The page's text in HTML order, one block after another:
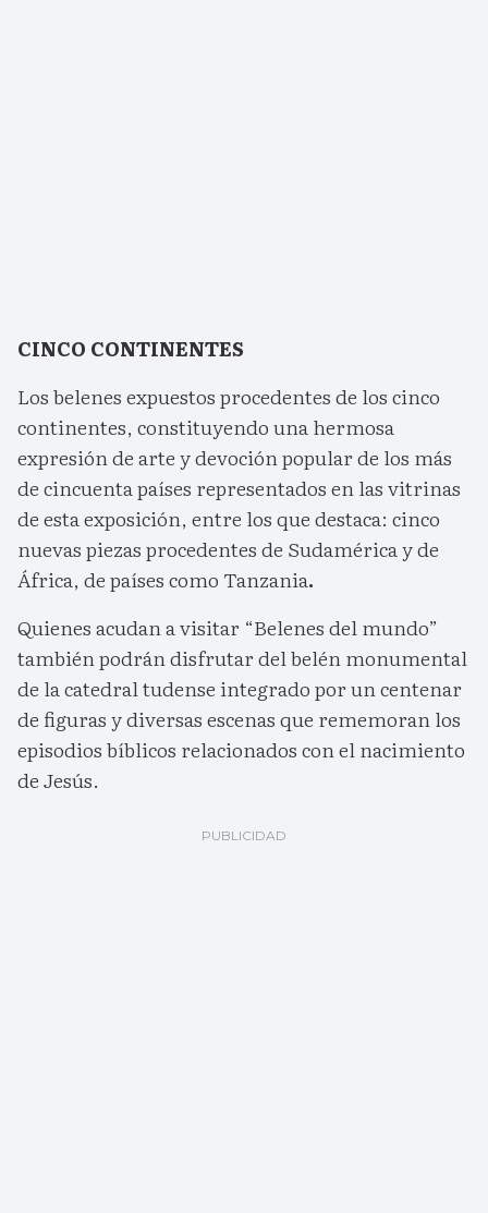
CINCO CONTINENTES
Los belenes expuestos procedentes de los cinco
continentes, constituyendo una hermosa
expresión de arte y devoción popular de los más
de cincuenta países representados en las vitrinas
de esta exposición, entre los que destaca: cinco
nuevas piezas procedentes de Sudamérica y de
África, de países como Tanzania.
Quienes acudan a visitar “Belenes del mundo”
también podrán disfrutar del belén monumental
de la catedral tudense integrado por un centenar
de figuras y diversas escenas que rememoran los
episodios bíblicos relacionados con el nacimiento
de Jesús.